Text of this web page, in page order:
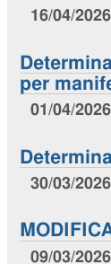
16/04/2026
per
01/04/2026
30/03/2026
09/03/2026